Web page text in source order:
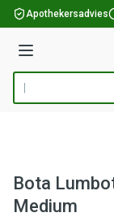
Ga naar de inhoud
Apothekersadvies
Menu
Product, merk,
Bota
Medium